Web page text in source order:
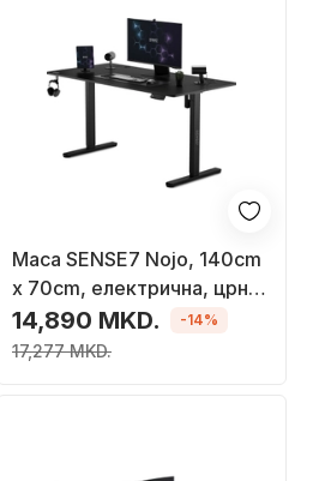
Маса SENSE7 Nojo, 140cm
x 70cm, електрична, црна
боја
14,890 MKD.
17,277 MKD.
-14%